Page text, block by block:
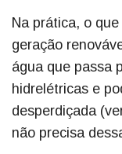
Na prática, o
geração
água que passa
hidrelétricas e
desperdiçada
não precisa